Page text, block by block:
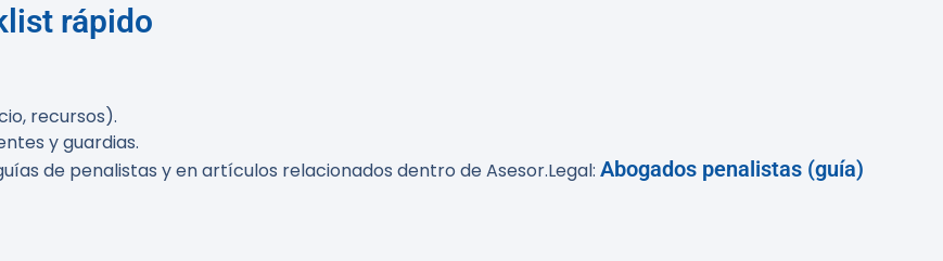
rápido
recursos).
y guardias.
de penalistas y en artículos relacionados dentro de Asesor.Legal: Abogados penalistas (guía)